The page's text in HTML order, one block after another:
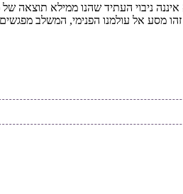
ניבוי העתיד שהנו ממילא תוצאה